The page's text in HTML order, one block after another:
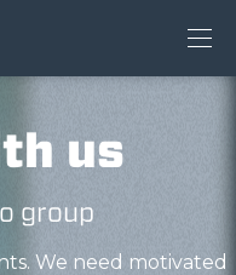
us
group
We need motivated